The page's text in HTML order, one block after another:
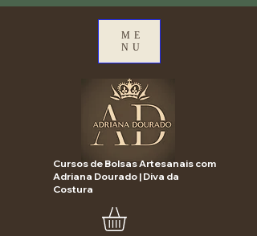
ME
NU
Cursos de Bolsas Artesanais com
Adriana Dourado | Diva da
Costura